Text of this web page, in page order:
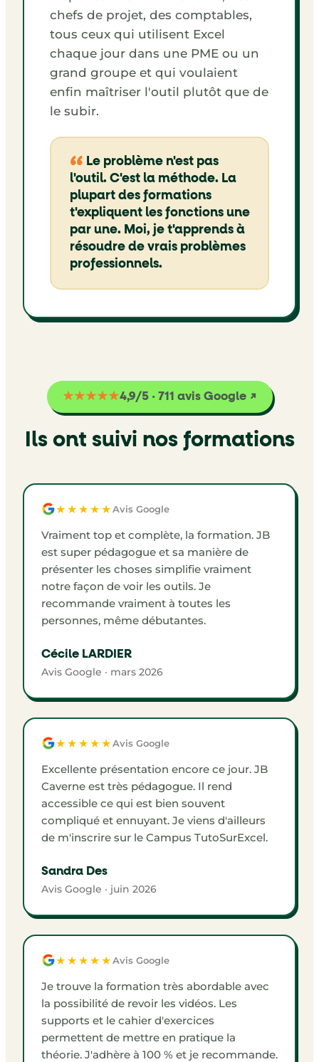
chefs de projet, des comptables,
tous ceux qui utilisent Excel
chaque jour dans une PME ou un
grand groupe et qui voulaient
enfin maîtriser l'outil plutôt que de
le subir.
Le problème n'est pas
l'outil. C'est la méthode. La
plupart des formations
t'expliquent les fonctions une
par une. Moi, je t'apprends à
résoudre de vrais problèmes
professionnels.
★★★★★4,9/5 · 711 avis Google ↗
Ils ont suivi nos formations
★★★★★Avis Google
Vraiment top et complète, la formation. JB
est super pédagogue et sa manière de
présenter les choses simplifie vraiment
notre façon de voir les outils. Je
recommande vraiment à toutes les
personnes, même débutantes.
Cécile LARDIER
Avis Google · mars 2026
★★★★★Avis Google
Excellente présentation encore ce jour. JB
Caverne est très pédagogue. Il rend
accessible ce qui est bien souvent
compliqué et ennuyant. Je viens d'ailleurs
de m'inscrire sur le Campus TutoSurExcel.
Sandra Des
Avis Google · juin 2026
★★★★★Avis Google
Je trouve la formation très abordable avec
la possibilité de revoir les vidéos. Les
supports et le cahier d'exercices
permettent de mettre en pratique la
théorie. J'adhère à 100 % et je recommande.